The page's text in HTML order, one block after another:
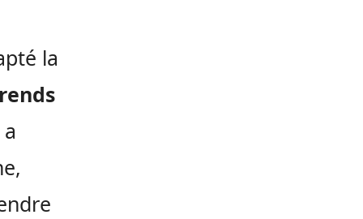
la